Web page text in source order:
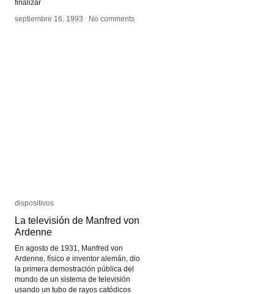
finalizar
septiembre 16, 1993 / No comments
septiembre 16, 1993 / No comments
dispositivos
La televisión de Manfred von
Ardenne
En agosto de 1931, Manfred von
Ardenne, físico e inventor alemán, dio
la primera demostración pública del
mundo de un sistema de televisión
usando un tubo de rayos catódicos
dispositivos
La televisión de Manfred von
Ardenne